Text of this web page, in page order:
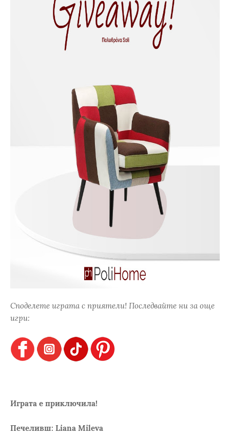
Споделете играта с приятели! Последвайте ни за още
игри:
Играта е приключила!
Печеливш: Liana Mileva